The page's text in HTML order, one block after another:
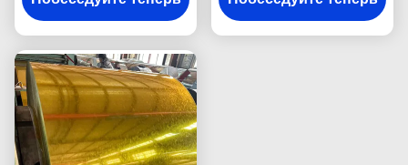
железные листы
мм
стальной лист Ppgi 10-